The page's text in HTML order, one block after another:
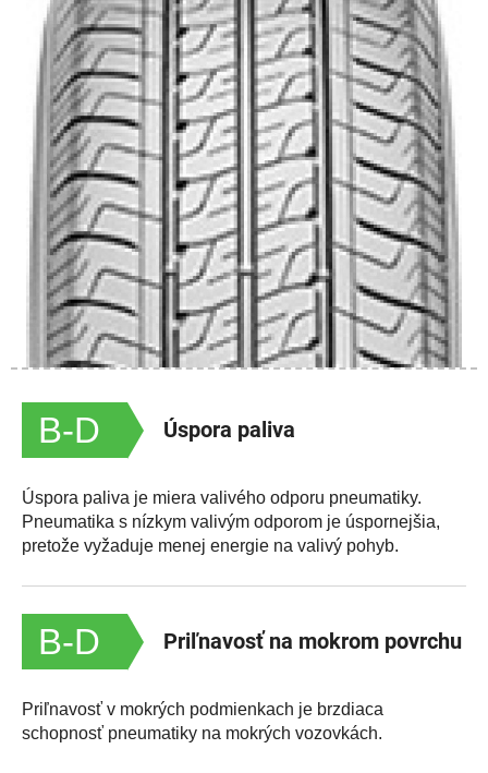
B-D Úspora paliva
Úspora paliva je miera valivého odporu pneumatiky.
Pneumatika s nízkym valivým odporom je úspornejšia,
pretože vyžaduje menej energie na valivý pohyb.
B-D Priľnavosť na mokrom povrchu
Priľnavosť v mokrých podmienkach je brzdiaca
schopnosť pneumatiky na mokrých vozovkách.